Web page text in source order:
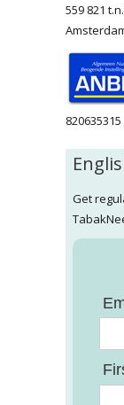
559 821
Get